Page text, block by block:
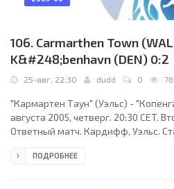
106. Carmarthen Town
K&#248;benhavn (DEN) 0:2
25-авг, 22:30 dudd 0
"Кармартен Таун" (Уэльс) -
августа 2005, четверг. 20:30 CET.
Ответный матч. Кардифф, Уэльс.
(Молдавия), Вячеслав Берко
ПОДРОБНЕЕ